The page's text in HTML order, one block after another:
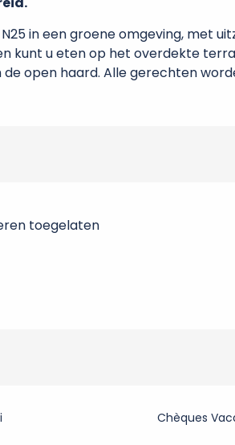
in een groene omgeving, met
kunt u eten op het overdekte
open haard. Alle gerechten
toegelaten
Chèques